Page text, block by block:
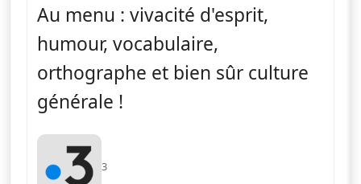
Au menu : vivacité d'esprit,
humour, vocabulaire,
orthographe et bien sûr culture
générale !
3